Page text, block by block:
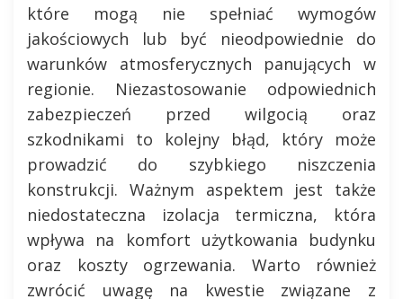
które mogą nie spełniać wymogów
jakościowych lub być nieodpowiednie do
warunków atmosferycznych panujących w
regionie. Niezastosowanie odpowiednich
zabezpieczeń przed wilgocią oraz
szkodnikami to kolejny błąd, który może
prowadzić do szybkiego niszczenia
konstrukcji. Ważnym aspektem jest także
niedostateczna izolacja termiczna, która
wpływa na komfort użytkowania budynku
oraz koszty ogrzewania. Warto również
zwrócić uwagę na kwestie związane z